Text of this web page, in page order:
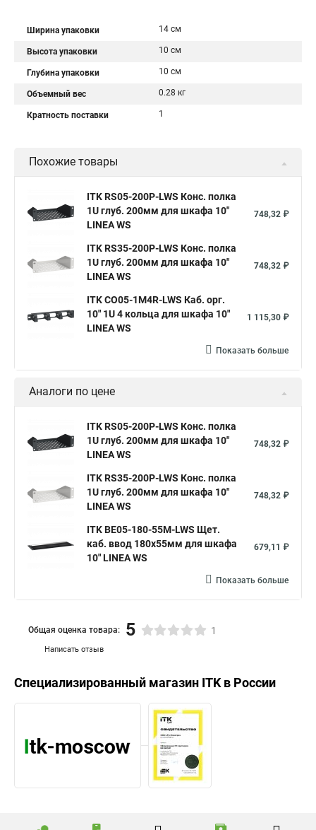
Ширина упаковки 14 см
Высота упаковки 10 см
Глубина упаковки 10 см
Объемный вес 0.28 кг
Кратность поставки 1
Похожие товары
ITK RS05-200P-LWS Конс. полка
1U глуб. 200мм для шкафа 10"
LINEA WS
748,32 ₽
ITK RS35-200P-LWS Конс. полка
1U глуб. 200мм для шкафа 10"
LINEA WS
748,32 ₽
ITK CO05-1M4R-LWS Каб. орг.
10" 1U 4 кольца для шкафа 10"
LINEA WS
1 115,30 ₽
Показать больше
Аналоги по цене
ITK RS05-200P-LWS Конс. полка
1U глуб. 200мм для шкафа 10"
LINEA WS
748,32 ₽
ITK RS35-200P-LWS Конс. полка
1U глуб. 200мм для шкафа 10"
LINEA WS
748,32 ₽
ITK BE05-180-55M-LWS Щет.
каб. ввод 180х55мм для шкафа
10" LINEA WS
679,11 ₽
Показать больше
Написать отзыв
Общая оценка товара: 5 1
Специализированный магазин ITKв России